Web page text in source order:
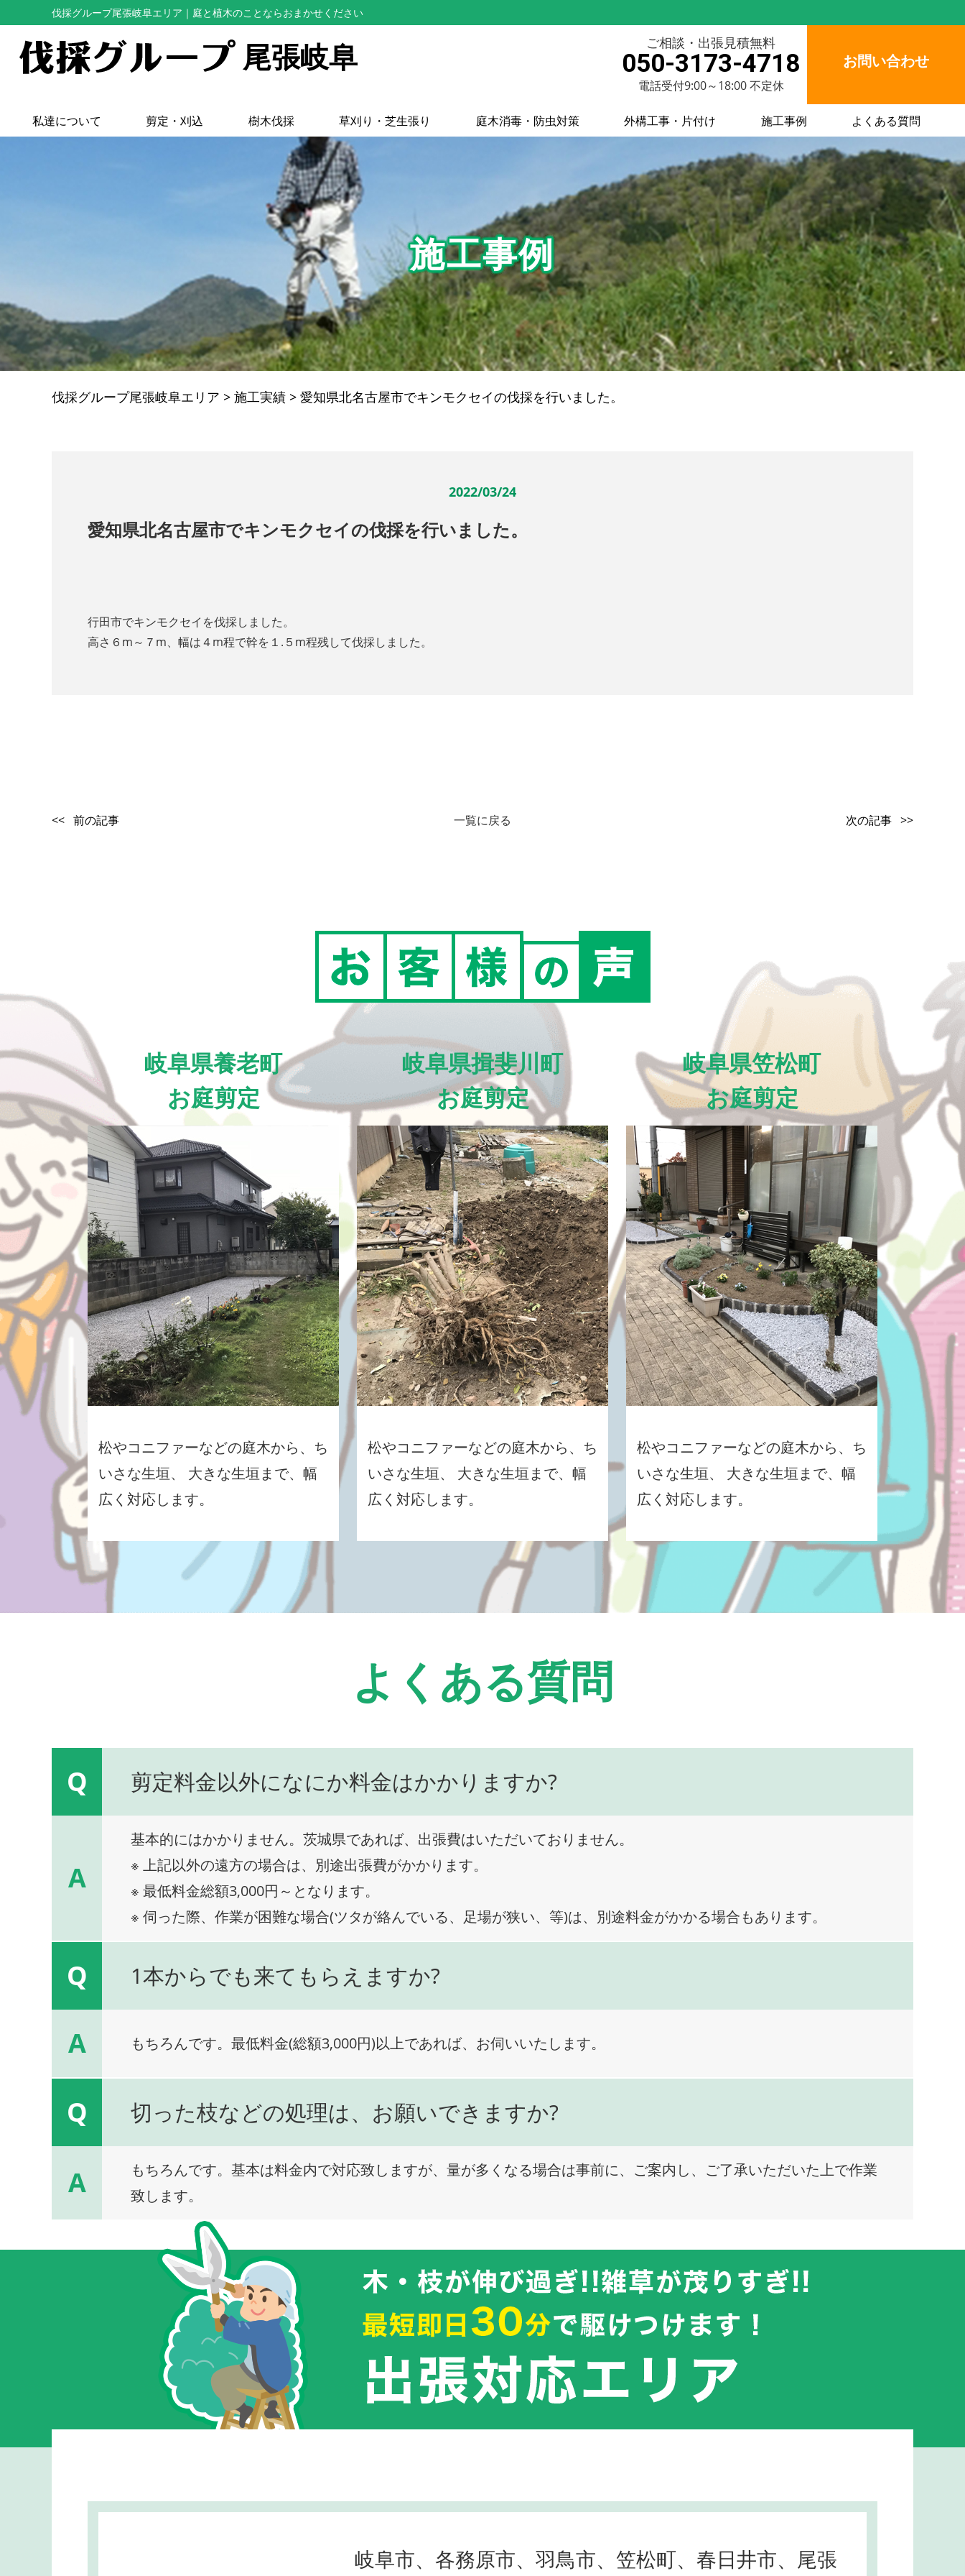
伐採グループ尾張岐阜エリア ｜庭と植木のことならおまかせください
尾張岐阜 ご相談・出張見積無料
050-3173-4718
電話受付9:00～18:00 不定休
お問い合わせ
私達について 剪定・刈込 樹木伐採 草刈り・芝生張り 庭木消毒・防虫対策 外構工事・片付け 施工事例 よくある質問
施工事例
伐採グループ尾張岐阜エリア > 施工実績 > 愛知県北名古屋市でキンモクセイの伐採を行いました。
2022/03/24
愛知県北名古屋市でキンモクセイの伐採を行いました。
行田市でキンモクセイを伐採しました。
高さ６m～７m、幅は４m程で幹を１.５m程残して伐採しました。
<< 前の記事 一覧に戻る 次の記事 >>
岐阜県養老町
お庭剪定
松やコニファーなどの庭木から、ち
いさな生垣、 大きな生垣まで、幅
広く対応します。
岐阜県揖斐川町
お庭剪定
松やコニファーなどの庭木から、ち
いさな生垣、 大きな生垣まで、幅
広く対応します。
岐阜県笠松町
お庭剪定
松やコニファーなどの庭木から、ち
いさな生垣、 大きな生垣まで、幅
広く対応します。
よくある質問
Q 剪定料金以外になにか料金はかかりますか?
A
基本的にはかかりません。茨城県であれば、出張費はいただいておりません。
※ 上記以外の遠方の場合は、別途出張費がかかります。
※ 最低料金総額3,000円～となります。
※ 伺った際、作業が困難な場合(ツタが絡んでいる、足場が狭い、等)は、別途料金がかかる場合もあります。
Q 1本からでも来てもらえますか?
A もちろんです。最低料金(総額3,000円)以上であれば、お伺いいたします。
Q 切った枝などの処理は、お願いできますか?
A
もちろんです。基本は料金内で対応致しますが、量が多くなる場合は事前に、ご案内し、ご了承いただいた上で作業
致します。
岐阜市、各務原市、羽鳥市、笠松町、春日井市、尾張